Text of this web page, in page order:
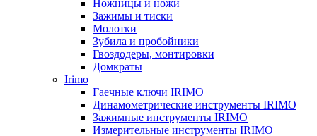
Ножницы и ножи
Зажимы и тиски
Молотки
Зубила и пробойники
Гвоздодеры, монтировки
Домкраты
Irimo
Гаечные ключи IRIMO
Динамометрические инструменты IRIMO
Зажимные инструменты IRIMO
Измерительные инструменты IRIMO